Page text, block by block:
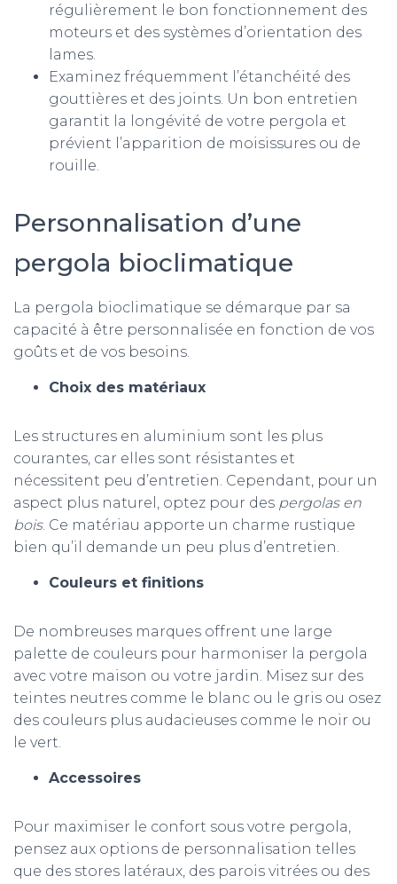
régulièrement le bon fonctionnement des
moteurs et des systèmes d’orientation des
lames.
Examinez fréquemment l’étanchéité des
gouttières et des joints. Un bon entretien
garantit la longévité de votre pergola et
prévient l’apparition de moisissures ou de
rouille.
Personnalisation d’une
pergola bioclimatique
La pergola bioclimatique se démarque par sa
capacité à être personnalisée en fonction de vos
goûts et de vos besoins.
Choix des matériaux
Les structures en aluminium sont les plus
courantes, car elles sont résistantes et
nécessitent peu d’entretien. Cependant, pour un
aspect plus naturel, optez pour des pergolas en
bois. Ce matériau apporte un charme rustique
bien qu’il demande un peu plus d’entretien.
Couleurs et finitions
De nombreuses marques offrent une large
palette de couleurs pour harmoniser la pergola
avec votre maison ou votre jardin. Misez sur des
teintes neutres comme le blanc ou le gris ou osez
des couleurs plus audacieuses comme le noir ou
le vert.
Accessoires
Pour maximiser le confort sous votre pergola,
pensez aux options de personnalisation telles
que des stores latéraux, des parois vitrées ou des